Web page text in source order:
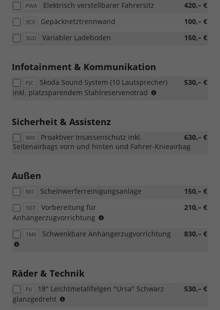
[4A4]Verbindung
PWA 420,– €
Elektrisch verstellbarer Fahrersitz
3CX 100,– €
Gepäcknetztrennwand
3GD 150,– €
Variabler Ladeboden
Infotainment & Kommunikation
PJC 530,– €
Skoda Sound System (10 Lautsprecher)
inkl. platzsparendem Stahlreservenotrad
Navigations-
Paket)
Sicherheit & Assistenz
WIX 630,– €
Proaktiver Insassenschutz inkl.
Seitenairbags vorn und hinten und Fahrer-Knieairbag
Außen
8X1 150,– €
Scheinwerferreinigungsanlage
1D7 210,– €
Vorbereitung für
Anhängerzugvorrichtung
Verbindung
1M6 830,– €
Schwenkbare Anhängerzugvorrichtung
mit:
Vorbereitung
für
Räder & Technik
PJI 530,– €
18" Leichtmetallfelgen "Ursa" Schwarz
glanzgedreht